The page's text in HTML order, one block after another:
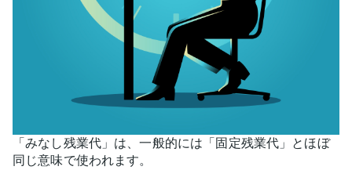
「みなし残業代」は、一般的には「固定残業代」とほぼ
同じ意味で使われます。